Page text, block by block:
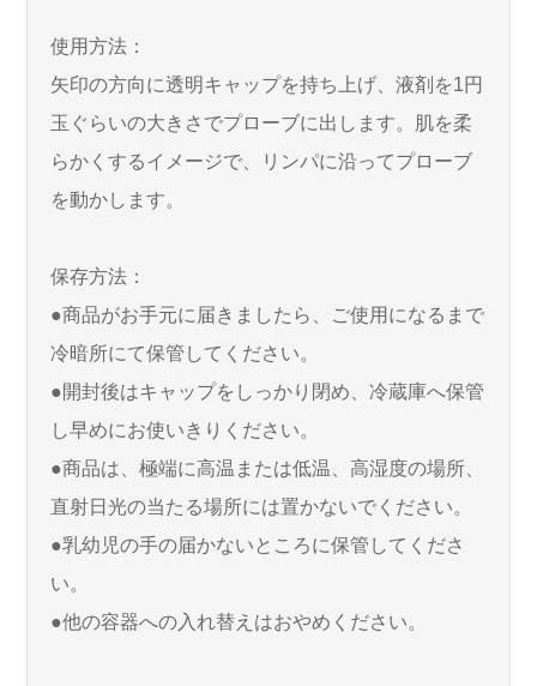
使用方法：
矢印の方向に透明キャップを持ち上げ、液剤を1円
玉ぐらいの大きさでプローブに出します。肌を柔
らかくするイメージで、リンパに沿ってプローブ
を動かします。
保存方法：
●商品がお手元に届きましたら、ご使用になるまで
冷暗所にて保管してください。
●開封後はキャップをしっかり閉め、冷蔵庫へ保管
し早めにお使いきりください。
●商品は、極端に高温または低温、高湿度の場所、
直射日光の当たる場所には置かないでください。
●乳幼児の手の届かないところに保管してくださ
い。
●他の容器への入れ替えはおやめください。